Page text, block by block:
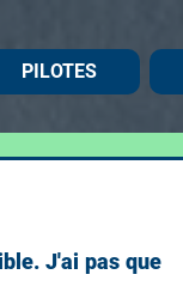
PILOTES
J'ai pas que